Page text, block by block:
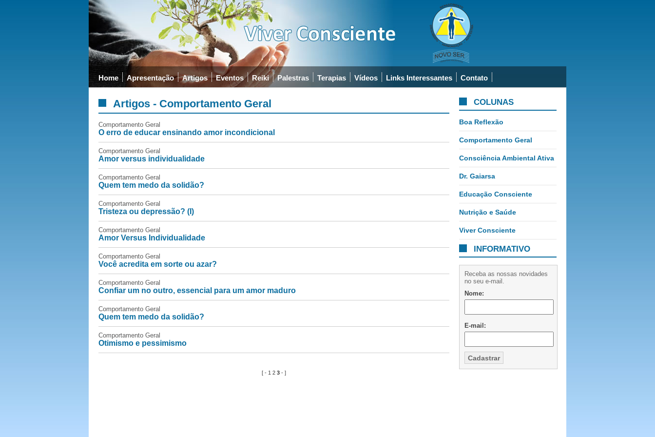
Home Apresentação Artigos Eventos Reiki Palestras Terapias Vídeos Links Interessantes Contato
Artigos - Comportamento Geral
Comportamento Geral
O erro de educar ensinando amor incondicional
Comportamento Geral
Amor versus individualidade
Comportamento Geral
Quem tem medo da solidão?
Comportamento Geral
Tristeza ou depressão? (I)
Comportamento Geral
Amor Versus Individualidade
Comportamento Geral
Você acredita em sorte ou azar?
Comportamento Geral
Confiar um no outro, essencial para um amor maduro
Comportamento Geral
Quem tem medo da solidão?
Comportamento Geral
Otimismo e pessimismo
[ - 1 2 3 - ]
COLUNAS
Boa Reflexão
Comportamento Geral
Consciência Ambiental Ativa
Dr. Gaiarsa
Educação Consciente
Nutrição e Saúde
Viver Consciente
INFORMATIVO
Receba as nossas novidades
no seu e-mail.
Nome:
E-mail: